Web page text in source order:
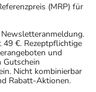
(MRP) für
€. Rezeptpflichtige
und
Nicht kombinierbar
Rabatt-Aktionen.